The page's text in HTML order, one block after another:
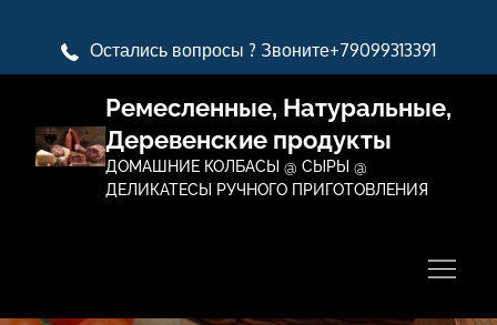
содержимому
Остались вопросы ? Звоните+79099313391
Ремесленные, Натуральные,
Деревенские продукты
ДОМАШНИЕ КОЛБАСЫ @ СЫРЫ @
ДЕЛИКАТЕСЫ РУЧНОГО ПРИГОТОВЛЕНИЯ